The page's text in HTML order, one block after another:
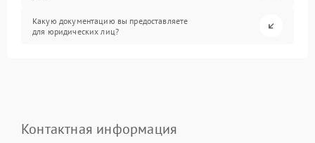
Какую документацию вы предоставляете
для юридических лиц?
Контактная информация